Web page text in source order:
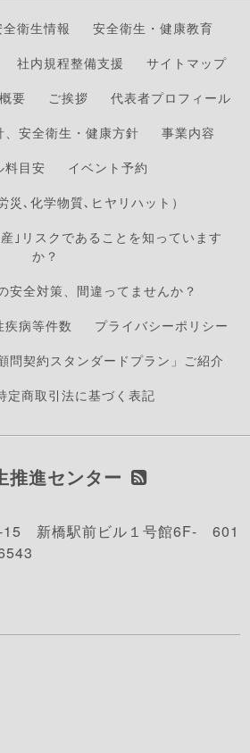
全衛生情報
安全衛生・健康教育
社内規程整備支援
サイトマップ
要 ご挨拶
代表者プロフィール
安全衛生・健康方針
事業内容
料目安
イベント予約
災､化学物質､ヒヤリハット）
｣リスクであることを知っています
か？
安全対策、間違ってませんか？
疾病等件数
プライバシーポリシー
問契約スタンダードプラン」ご紹介
定商取引法に基づく表記
推進センター
15 新橋駅前ビル１号館6F- 601